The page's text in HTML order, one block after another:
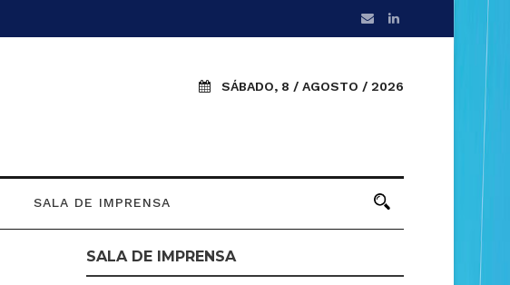
SÁBADO, 8 / AGOSTO / 2026
SALA DE IMPRENSA
SALA DE IMPRENSA